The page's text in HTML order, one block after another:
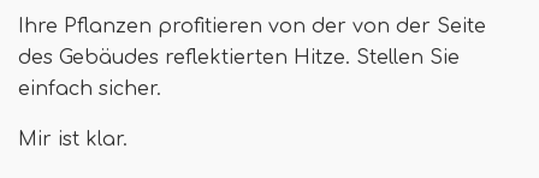
Ihre Pflanzen profitieren von der von der Seite
des Gebäudes reflektierten Hitze. Stellen Sie
einfach sicher.
Mir ist klar.